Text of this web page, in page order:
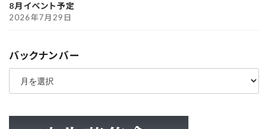
8月イベント予定
2026年7月29日
バックナンバー
ア
カ
ブ